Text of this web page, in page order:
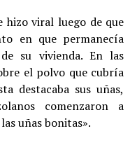
hizo viral luego de que
en que permanecía
su vivienda. En las
el polvo que cubría
destacaba sus uñas,
comenzaron a
uñas bonitas».